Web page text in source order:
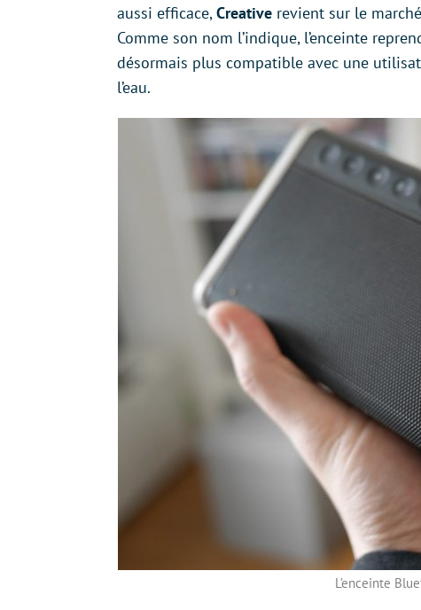
aussi efficace,Creative revient sur le
Comme son nom l’indique, l’enceinte
désormais plus compatible avec une
l’eau.
L’enceinte